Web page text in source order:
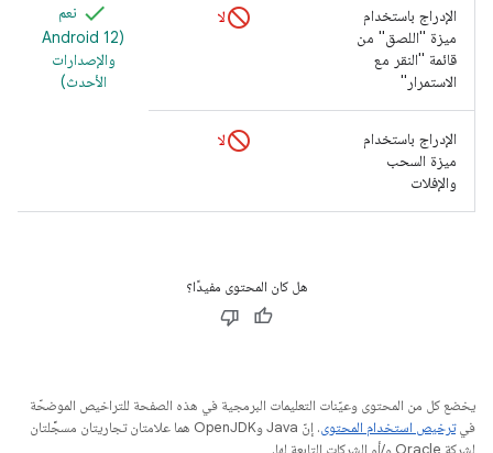
نعم
(Android 12
والإصدارات
الأحدث)
الإدراج باستخدام
ميزة "اللصق" من
قائمة "النقر مع
الاستمرار"
لا
الإدراج باستخدام
ميزة السحب
والإفلات
لا
هل كان المحتوى مفيدًا؟
يخضع كل من المحتوى وعيّنات التعليمات البرمجية في هذه الصفحة للتراخيص الموضحّة
فيترخيص استخدام المحتوى
. إنّ Java وOpenJDK هما علامتان تجاريتان مسجَّلتان
لشركة Oracle و/أو الشركات التابعة لها.